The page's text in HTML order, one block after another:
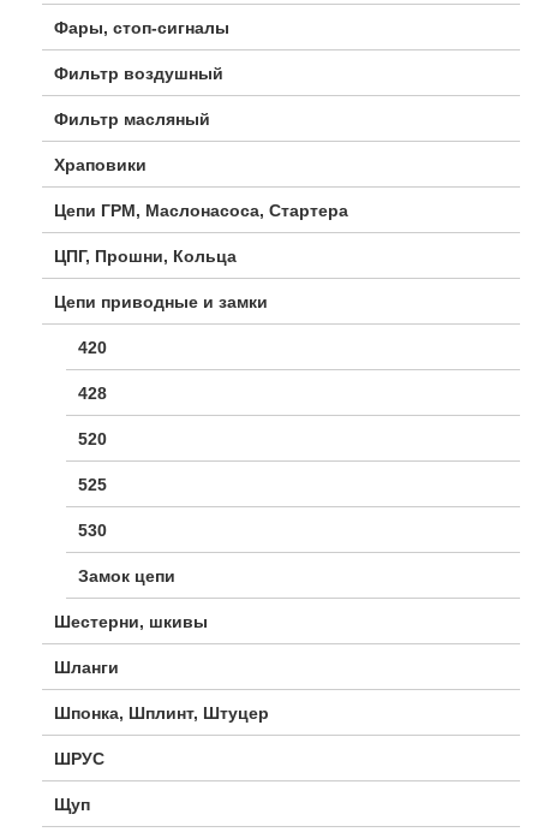
Фары, стоп-сигналы
Фильтр воздушный
Фильтр масляный
Храповики
Цепи ГРМ, Маслонасоса, Стартера
ЦПГ, Прошни, Кольца
Цепи приводные и замки
420
428
520
525
530
Замок цепи
Шестерни, шкивы
Шланги
Шпонка, Шплинт, Штуцер
ШРУС
Щуп